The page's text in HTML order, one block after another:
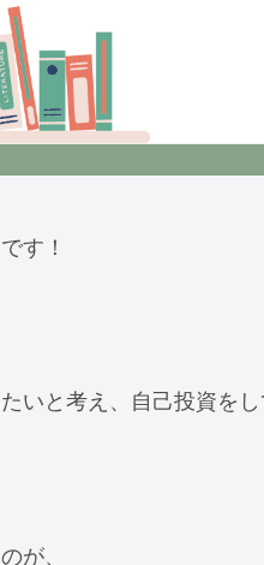
す！
いと考え、自己投資を
が、